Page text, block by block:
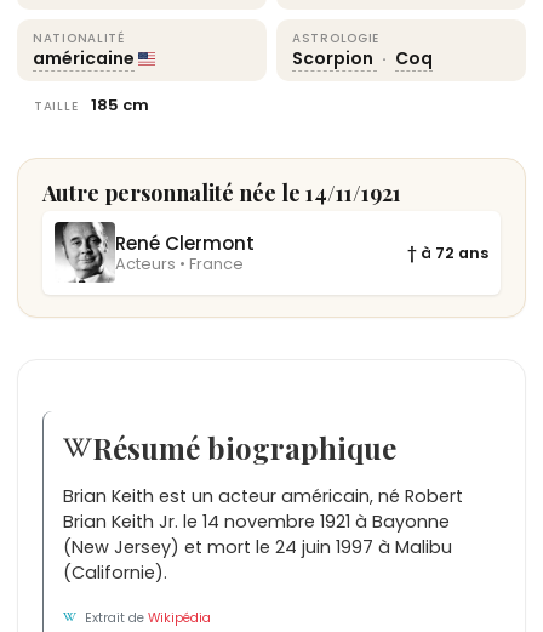
NATIONALITÉ
américaine
ASTROLOGIE
Scorpion · Coq
TAILLE 185 cm
Autre personnalité née le 14/11/1921
René Clermont
Acteurs • France
† à 72 ans
Résumé biographique
Brian Keith est un acteur américain, né Robert
Brian Keith Jr. le 14 novembre 1921 à Bayonne
(New Jersey) et mort le 24 juin 1997 à Malibu
(Californie).
Extrait deWikipédia